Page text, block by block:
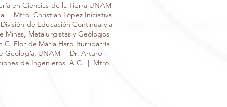
en Ciencias de la Tierra UNAM
| Mtro. Christian López Iniciativa
de Educación Continua y a
Metalurgistas y Geólogos
Flor de María Harp Iturribarría
Geología, UNAM | Dr. Arturo
de Ingenieros, A.C. | Mtro.